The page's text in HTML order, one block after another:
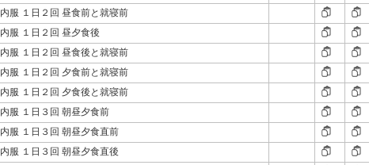
内服 １日２回 昼食前と就寝前
内服 １日２回 昼夕食後
内服 １日２回 昼食後と就寝前
内服 １日２回 夕食前と就寝前
内服 １日２回 夕食後と就寝前
内服 １日３回 朝昼夕食前
内服 １日３回 朝昼夕食直前
内服 １日３回 朝昼夕食直後